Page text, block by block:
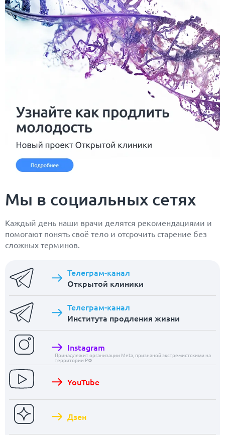
Мы в социальных сетях
Каждый день наши врачи делятся рекомендациями и
помогают понять своё тело и отсрочить старение без
сложных терминов.
Телеграм-канал
Открытой клиники
Телеграм-канал
Института продления жизни
Instagram
Принадлежит организации Meta, признаной экстремистскими на
территории РФ
YouTube
Дзен